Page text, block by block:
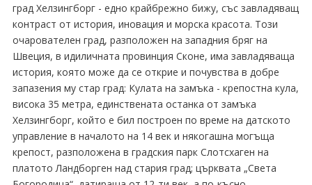
град Хелзингборг - едно крайбрежно бижу, със завладяващ
контраст от история, иновация и морска красота. Този
очарователен град, разположен на западния бряг на
Швеция, в идиличната провинция Сконе, има завладяваща
история, която може да се открие и почувства в добре
запазения му стар град: Кулата на замъка - крепостна кула,
висока 35 метра, единствената останка от замъка
Хелзингборг, който е бил построен по време на датското
управление в началото на 14 век и някогашна могъща
крепост, разположена в градския парк Слотсхаген на
платото Ландборген над стария град; църквата „Света